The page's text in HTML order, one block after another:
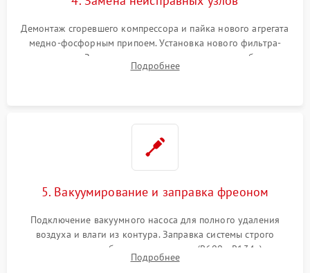
Демонтаж сгоревшего компрессора и пайка нового агрегата
медно-фосфорным припоем. Установка нового фильтра-
осушителя. Замена изношенных вентиляторов обдува,
сломанных заслонок или поврежденных дверных петель.
Подробнее
5. Вакуумирование и заправка фреоном
Подключение вакуумного насоса для полного удаления
воздуха и влаги из контура. Заправка системы строго
дозированным объемом хладагента (R600a, R134a) по
электронным весам. Контроль рабочего давления в системе.
Подробнее